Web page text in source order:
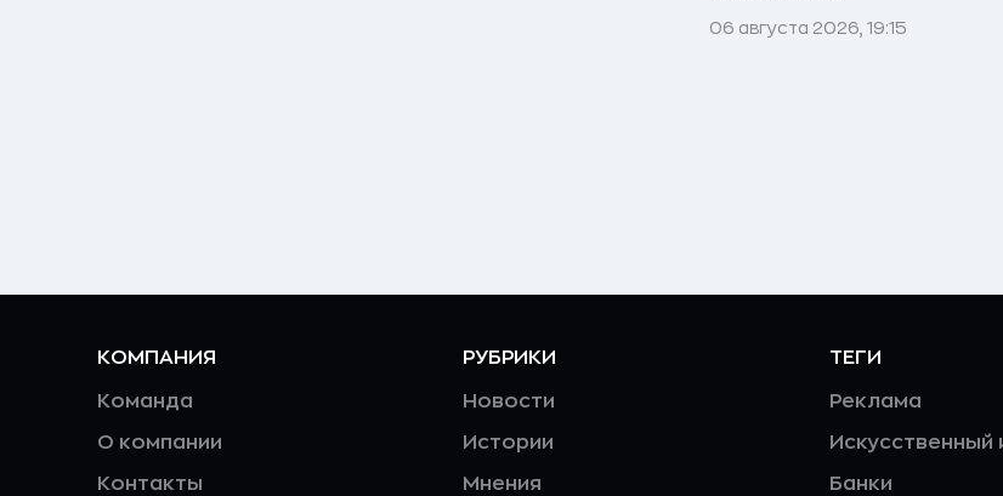
06 августа 2026, 19:15
КОМПАНИЯ
Команда
О компании
Контакты
РУБРИКИ
Новости
Истории
Мнения
ТЕГИ
Реклама
Искусственный
Банки